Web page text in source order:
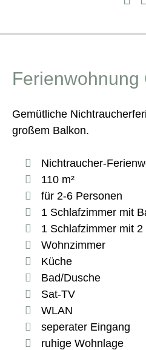
Ferienwohnung
Gemütliche
großem Balkon.
Nichtraucher-
110 m²
für 2-6 Personen
1 Schlafzimmer mit
1 Schlafzimmer mit
Wohnzimmer
Küche
Bad/Dusche
Sat-TV
WLAN
seperater Eingang
ruhige Wohnlage